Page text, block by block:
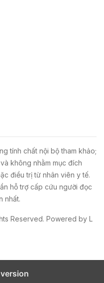
tính chất nội bộ tham khảo;
không nhằm mục đích
điều trị từ nhân viên y tế.
hỗ trợ cấp cứu người đọc
nhất.
Reserved. Powered by L